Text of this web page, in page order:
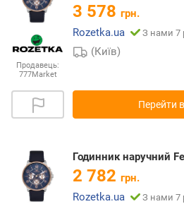
Продавець:
777Market
3 578 грн.
Rozetka.ua
З нами 7
(Київ)
Перейти
Годинник наручний
2 782 грн.
Rozetka.ua
З нами 7